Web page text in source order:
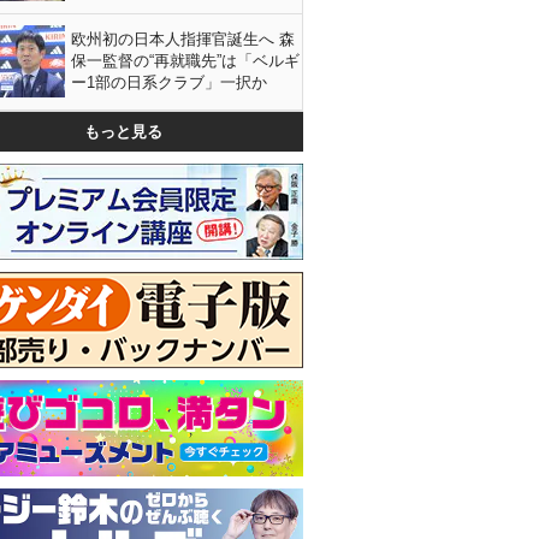
欧州初の日本人指揮官誕生へ 森
保一監督の“再就職先”は「ベルギ
ー1部の日系クラブ」一択か
もっと見る